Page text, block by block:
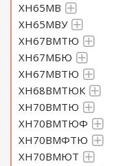
ХН65МВ
ХН65МВУ
ХН67ВМТЮ
ХН67МБЮ
ХН67МВТЮ
ХН68ВМТЮК
ХН70ВМТЮ
ХН70ВМТЮФ
ХН70ВМФТЮ
ХН70ВМЮТ